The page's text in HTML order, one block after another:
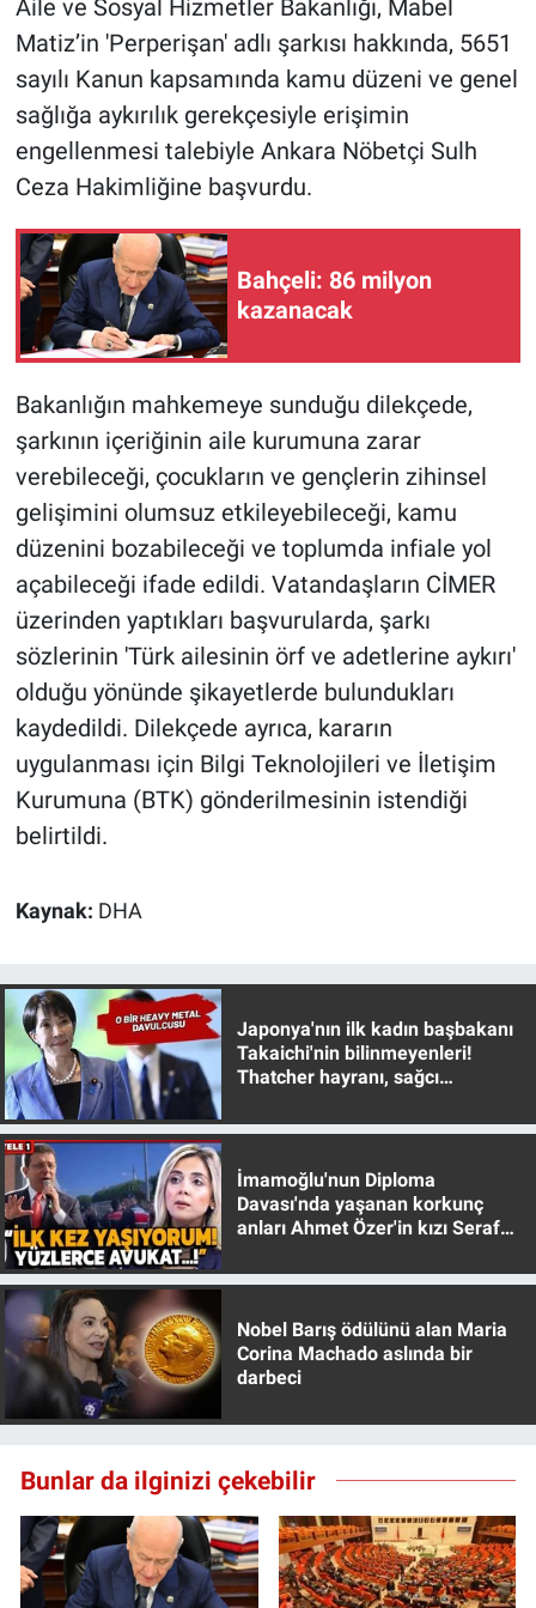
Aile ve Sosyal Hizmetler Bakanlığı, Mabel
Matiz’in 'Perperişan' adlı şarkısı hakkında, 5651
sayılı Kanun kapsamında kamu düzeni ve genel
sağlığa aykırılık gerekçesiyle erişimin
engellenmesi talebiyle Ankara Nöbetçi Sulh
Ceza Hakimliğine başvurdu.
Bahçeli: 86 milyon
kazanacak
Bakanlığın mahkemeye sunduğu dilekçede,
şarkının içeriğinin aile kurumuna zarar
verebileceği, çocukların ve gençlerin zihinsel
gelişimini olumsuz etkileyebileceği, kamu
düzenini bozabileceği ve toplumda infiale yol
açabileceği ifade edildi. Vatandaşların CİMER
üzerinden yaptıkları başvurularda, şarkı
sözlerinin 'Türk ailesinin örf ve adetlerine aykırı'
olduğu yönünde şikayetlerde bulundukları
kaydedildi. Dilekçede ayrıca, kararın
uygulanması için Bilgi Teknolojileri ve İletişim
Kurumuna (BTK) gönderilmesinin istendiği
belirtildi.
Kaynak: DHA
Japonya'nın ilk kadın başbakanı
Takaichi'nin bilinmeyenleri!
Thatcher hayranı, sağcı
İmamoğlu'nun Diploma
Davası'nda yaşanan korkunç
anları Ahmet Özer'in kızı Seraf
Nobel Barış ödülünü alan Maria
Corina Machado aslında bir
darbeci
Bunlar da ilginizi çekebilir
Gündem Özel
Günün görüntüsü
Haber
İlan
Kimdir
Koronavirüs
Kültür Sanat
Ne demişti
Nedir
Popüler
Programlar
Sağlık
Teknoloji
Türkiye'nin Geleceği
Yerel Gündem
Yerel Yaşam
Canlı Yayın